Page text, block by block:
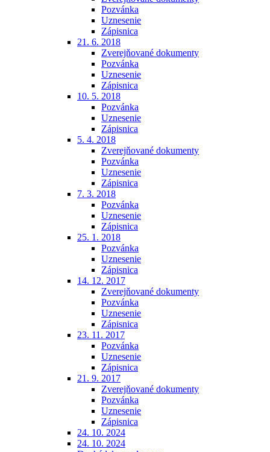
Pozvánka
Uznesenie
Zápisnica
21. 6. 2018
Zverejňované dokumenty
Pozvánka
Uznesenie
Zápisnica
10. 5. 2018
Pozvánka
Uznesenie
Zápisnica
5. 4. 2018
Zverejňované dokumenty
Pozvánka
Uznesenie
Zápisnica
7. 3. 2018
Pozvánka
Uznesenie
Zápisnica
25. 1. 2018
Pozvánka
Uznesenie
Zápisnica
14. 12. 2017
Zverejňované dokumenty
Pozvánka
Uznesenie
Zápisnica
23. 11. 2017
Pozvánka
Uznesenie
Zápisnica
21. 9. 2017
Zverejňované dokumenty
Pozvánka
Uznesenie
Zápisnica
24. 10. 2024
24. 10. 2024